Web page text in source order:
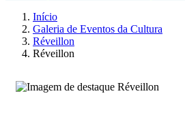
Início
Galeria de Eventos da Cultura
Réveillon
Réveillon